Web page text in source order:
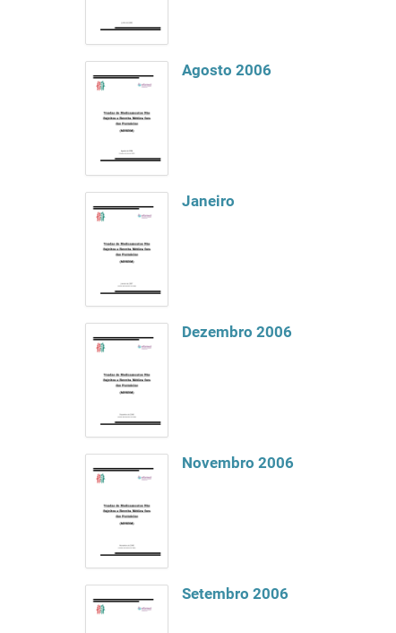
Agosto 2006
Janeiro
Dezembro 2006
Novembro 2006
Setembro 2006